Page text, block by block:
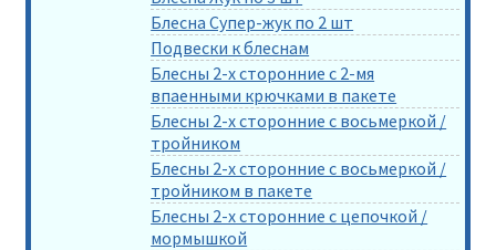
Блесна Супер-жук по 2 шт
Подвески к блеснам
Блесны 2-х сторонние с 2-мя
впаенными крючками в пакете
Блесны 2-х сторонние с восьмеркой /
тройником
Блесны 2-х сторонние с восьмеркой /
тройником в пакете
Блесны 2-х сторонние с цепочкой /
мормышкой